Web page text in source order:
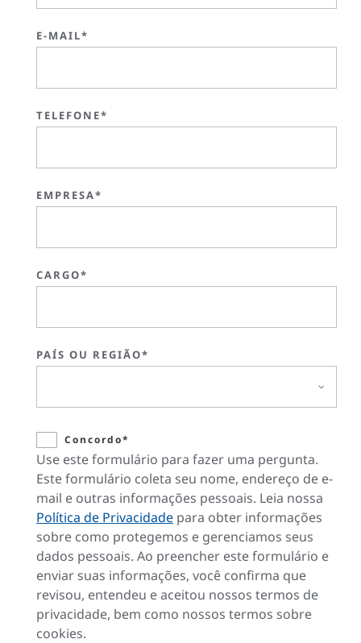
E-MAIL*
TELEFONE*
EMPRESA*
CARGO*
PAÍS OU REGIÃO*
Concordo*
Use este formulário para fazer uma pergunta.
Este formulário coleta seu nome, endereço de e-
mail e outras informações pessoais. Leia nossa
Política de Privacidade para obter informações
sobre como protegemos e gerenciamos seus
dados pessoais. Ao preencher este formulário e
enviar suas informações, você confirma que
revisou, entendeu e aceitou nossos termos de
privacidade, bem como nossos termos sobre
cookies.